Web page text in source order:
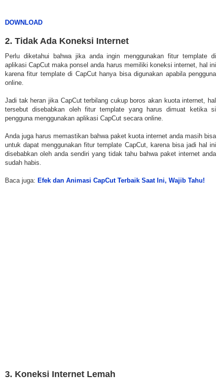
DOWNLOAD
2. Tidak Ada Koneksi Internet
Perlu diketahui bahwa jika anda ingin menggunakan fitur template di
aplikasi CapCut maka ponsel anda harus memiliki koneksi internet, hal ini
karena fitur template di CapCut hanya bisa digunakan apabila pengguna
online.
Jadi tak heran jika CapCut terbilang cukup boros akan kuota internet, hal
tersebut disebabkan oleh fitur template yang harus dimuat ketika si
pengguna menggunakan aplikasi CapCut secara online.
Anda juga harus memastikan bahwa paket kuota internet anda masih bisa
untuk dapat menggunakan fitur template CapCut, karena bisa jadi hal ini
disebabkan oleh anda sendiri yang tidak tahu bahwa paket internet anda
sudah habis.
Baca juga: Efek dan Animasi CapCut Terbaik Saat Ini, Wajib Tahu!
3. Koneksi Internet Lemah